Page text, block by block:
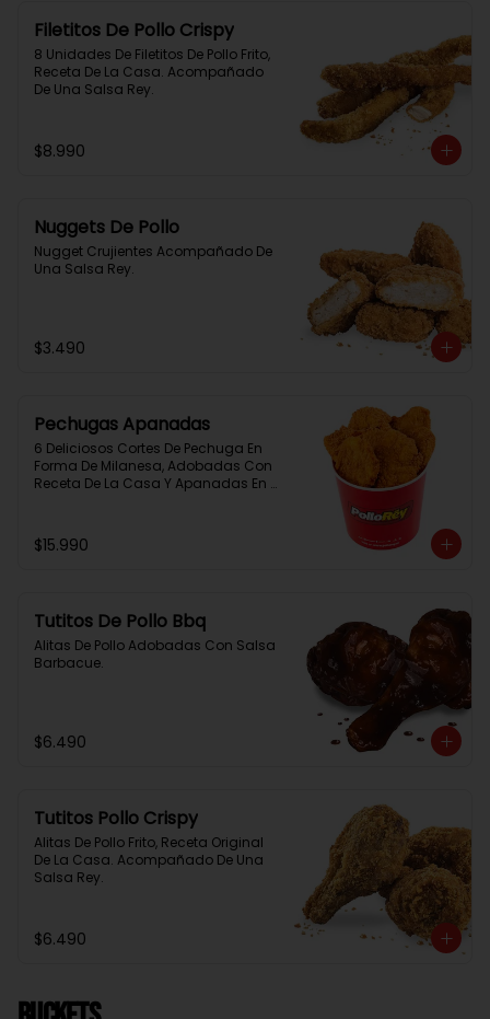
Filetitos De Pollo Crispy
8 Unidades De Filetitos De Pollo Frito,
Receta De La Casa. Acompañado
De Una Salsa Rey.
$8.990
Nuggets De Pollo
Nugget Crujientes Acompañado De
Una Salsa Rey.
$3.490
Pechugas Apanadas
6 Deliciosos Cortes De Pechuga En
Forma De Milanesa, Adobadas Con
Receta De La Casa Y Apanadas En
$15.990
Tutitos De Pollo Bbq
Alitas De Pollo Adobadas Con Salsa
Barbacue.
$6.490
Tutitos Pollo Crispy
Alitas De Pollo Frito, Receta Original
De La Casa. Acompañado De Una
Salsa Rey.
$6.490